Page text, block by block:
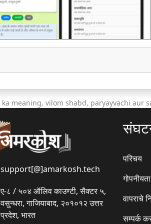
ka meaning, vilom shabd, paryayvachi aur
support[@]amarkosh.tech
ए-८ / ५०४ ऑलिव काउण्टी, सैक्टर ५,
वसुन्धरा, गाजियाबाद, २०१०१२ उत्तर
प्रदेश, भारत
परिचय
वापराचे
सम्पर्क